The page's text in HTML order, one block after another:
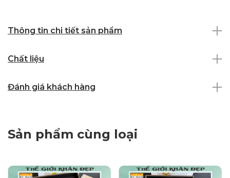
Thông tin chi tiết sản phẩm
Chất liệu
Đánh giá khách hàng
Sản phẩm cùng loại